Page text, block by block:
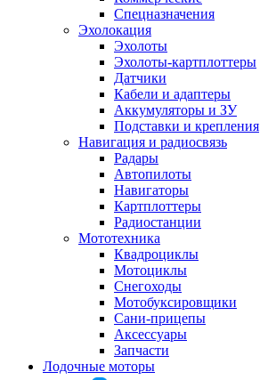
Спецназначения
Эхолокация
Эхолоты
Эхолоты-картплоттеры
Датчики
Кабели и адаптеры
Аккумуляторы и ЗУ
Подставки и крепления
Навигация и радиосвязь
Радары
Автопилоты
Навигаторы
Картплоттеры
Радиостанции
Мототехника
Квадроциклы
Мотоциклы
Снегоходы
Мотобуксировщики
Сани-прицепы
Аксессуары
Запчасти
Лодочные моторы